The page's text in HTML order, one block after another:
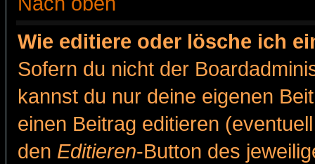
Wie editiere oder lösche ich
Sofern du nicht der
kannst du nur deine eigenen
einen Beitrag editieren
den Editieren-Button des